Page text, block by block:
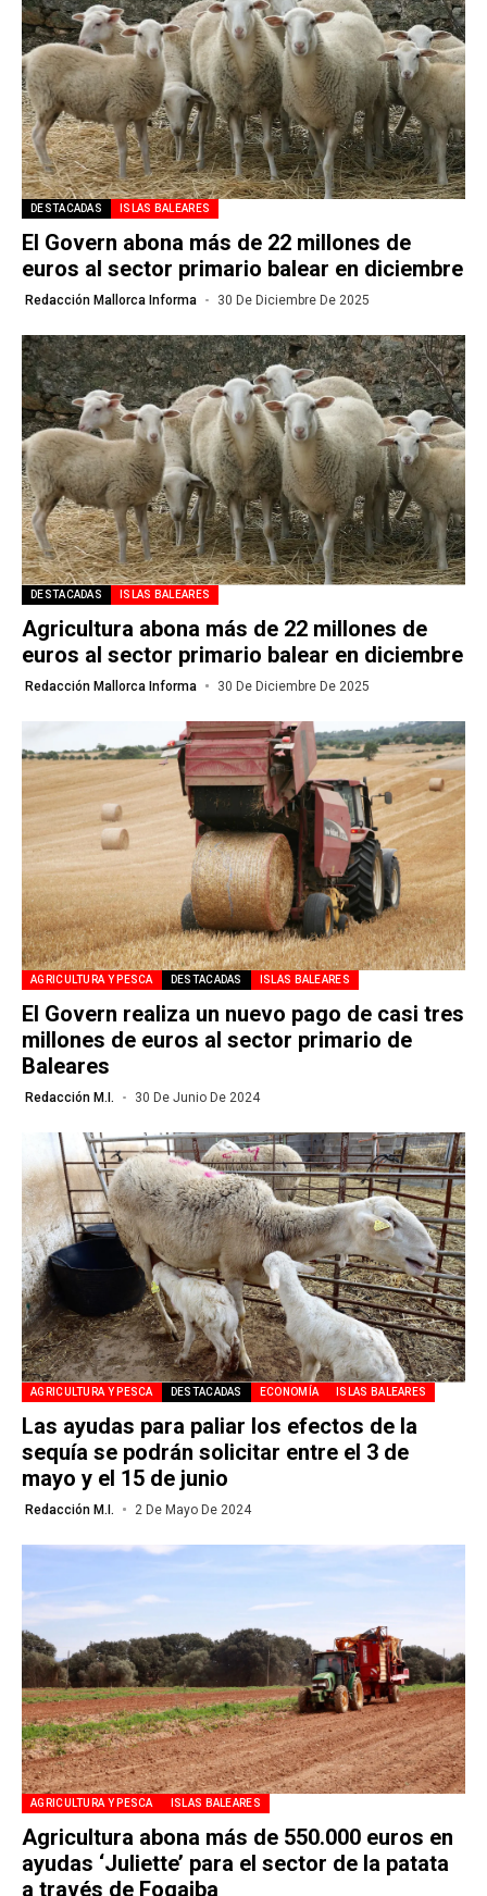
DESTACADAS ISLAS BALEARES
El Govern abona más de 22 millones de
euros al sector primario balear en diciembre
Redacción Mallorca Informa 30 De Diciembre De 2025
DESTACADAS ISLAS BALEARES
Agricultura abona más de 22 millones de
euros al sector primario balear en diciembre
Redacción Mallorca Informa 30 De Diciembre De 2025
AGRICULTURA Y PESCA DESTACADAS ISLAS BALEARES
El Govern realiza un nuevo pago de casi tres
millones de euros al sector primario de
Baleares
Redacción M.I. 30 De Junio De 2024
AGRICULTURA Y PESCA DESTACADAS ECONOMÍA ISLAS BALEARES
Las ayudas para paliar los efectos de la
sequía se podrán solicitar entre el 3 de
mayo y el 15 de junio
Redacción M.I. 2 De Mayo De 2024
AGRICULTURA Y PESCA ISLAS BALEARES
Agricultura abona más de 550.000 euros en
ayudas ‘Juliette’ para el sector de la patata
a través de Fogaiba